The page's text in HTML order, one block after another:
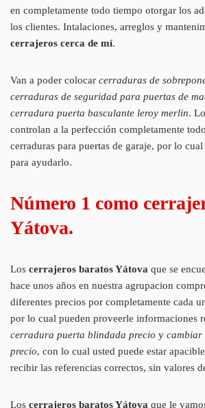
en completamente todo tiempo otorgar los
los clientes. Intalaciones, arreglos y
cerrajeros cerca de mí.
Van a poder colocar cerraduras de
cerraduras de seguridad para puertas de
cerradura puerta basculante leroy merlin.
controlan a la perfección completamente
cerraduras para puertas de garaje, por lo
para ayudarlo.
Número 1 como
Yátova.
Los cerrajeros baratos Yátova que se
hace unos años en nuestra agrupacion
diferentes precios por completamente cada
por lo cual pueden proveerle informaciones
cerradura puerta blindada precio y cambiar
precio, con lo cual usted puede estar
recibir las referencias correctos, sin valores
Los cerrajeros baratos Yátova que le